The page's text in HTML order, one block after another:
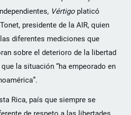
Vértigo platicó
presidente de la AIR, quien
diferentes mediciones que
sobre el deterioro de la libertad
la situación “ha empeorado en
Rica, país que siempre se